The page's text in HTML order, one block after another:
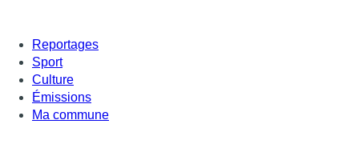
Reportages
Sport
Culture
Émissions
Ma commune